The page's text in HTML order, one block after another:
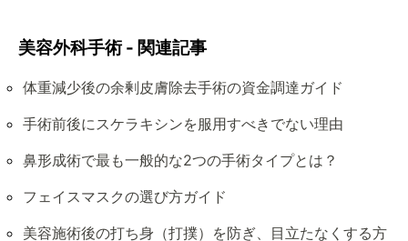
美容外科手術 - 関連記事
体重減少後の余剰皮膚除去手術の資金調達ガイド
手術前後にスケラキシンを服用すべきでない理由
鼻形成術で最も一般的な2つの手術タイプとは？
フェイスマスクの選び方ガイド
美容施術後の打ち身（打撲）を防ぎ、目立たなくする方